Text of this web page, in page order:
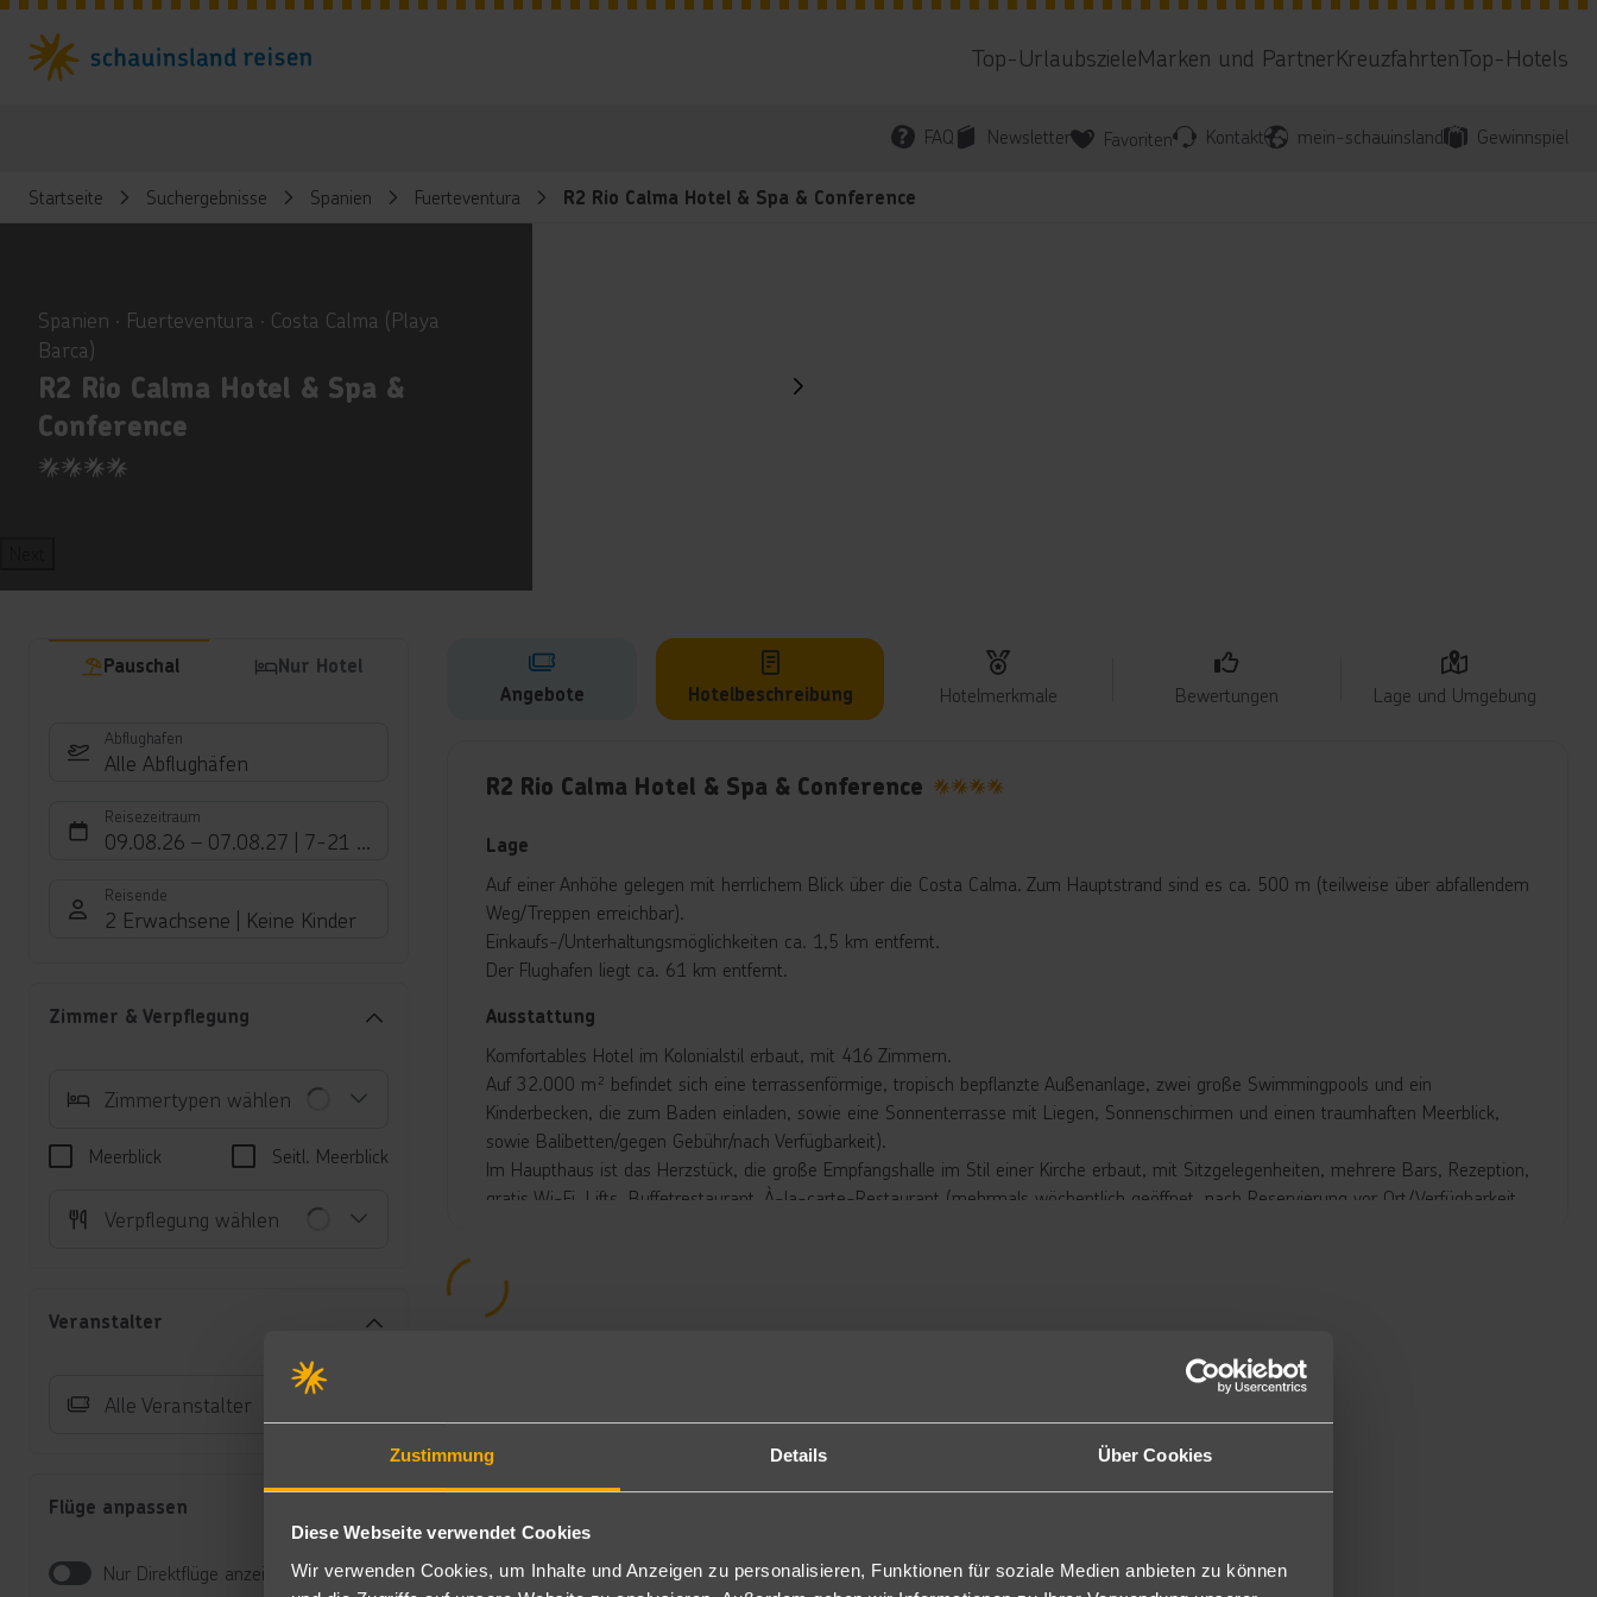
Zustimmung Details Über Cookies
Diese Webseite verwendet Cookies
Wir verwenden Cookies, um Inhalte und Anzeigen zu personalisieren, Funktionen für soziale Medien anbieten zu können
Top-UrlaubszieleMarken und PartnerKreuzfahrtenTop-Hotels
FAQ Newsletter Favoriten Kontakt mein-schauinsland Gewinnspiel
Startseite Suchergebnisse Spanien Fuerteventura R2 Rio Calma Hotel & Spa & Conference
Spanien ∙ Fuerteventura ∙ Costa Calma (Playa
Barca)
R2 Rio Calma Hotel & Spa &
Conference
4
Pauschal Nur Hotel
Abflughafen
Alle Abflughäfen
Reisezeitraum
09.08.26 – 07.08.27 7-21 Nächte
Reisende
2 Erwachsene Keine Kinder
Zimmer & Verpflegung
Zimmertypen wählen
Meerblick Seitl. Meerblick
Verpflegung wählen
Veranstalter
Alle Veranstalter
Flüge anpassen
Nur Direktflüge anzeigen
Angebote Hotelbeschreibung Hotelmerkmale Bewertungen Lage und Umgebung
R2 Rio Calma Hotel & Spa & Conference
Lage
Auf einer Anhöhe gelegen mit herrlichem Blick über die Costa Calma. Zum Hauptstrand sind es ca. 500 m (teilweise über abfallendem
Weg/Treppen erreichbar).
Einkaufs-/Unterhaltungsmöglichkeiten ca. 1,5 km entfernt.
Der Flughafen liegt ca. 61 km entfernt.
Ausstattung
Komfortables Hotel im Kolonialstil erbaut, mit 416 Zimmern.
Auf 32.000 m² befindet sich eine terrassenförmige, tropisch bepflanzte Außenanlage, zwei große Swimmingpools und ein
Kinderbecken, die zum Baden einladen, sowie eine Sonnenterrasse mit Liegen, Sonnenschirmen und einen traumhaften Meerblick,
sowie Balibetten/gegen Gebühr/nach Verfügbarkeit).
Im Haupthaus ist das Herzstück, die große Empfangshalle im Stil einer Kirche erbaut, mit Sitzgelegenheiten, mehrere Bars, Rezeption,
gratis Wi-Fi, Lifts, Buffetrestaurant, À-la-carte-Restaurant (mehrmals wöchentlich geöffnet, nach Reservierung vor Ort/Verfügbarkeit
LAGOON Beach Club:
Der im Jahr 2025 neu gestaltete LAGOON Beach Club, ein stylischer Rückzugsort direkt am Meer (Zutritt und gastronomisches
Umgeben von tropischer Vegetation entsteht hier eine Oase mit Palmen und dem türkis schimmernden Wasser des Pools. Vielfältige
Liegeoptionen, darunter exklusive Balibetten und gelegentliche Livemusik schaffen den perfekten Rahmen für genussvolle Stunden in
paradiesischer Atmosphäre. Der moderne Loungebereich, sowie ein trendiges Restaurant und ein einladender Foodtruck sorgen für
kulinarische Highlights. Wer Körper und Geist in Einklang bringen möchte, findet hier nicht nur Fitnesskurse und einen durchdacht
ausgestatteten Sportbereich, sondern auch Fitnessgeräte im Freien sowie mehrere Sportplätze für individuelle oder gemeinsame
Ein Ort, an dem Lebensfreude auf Design trifft – modern, tropisch inspiriert und voller Möglichkeiten.
Unterbringung